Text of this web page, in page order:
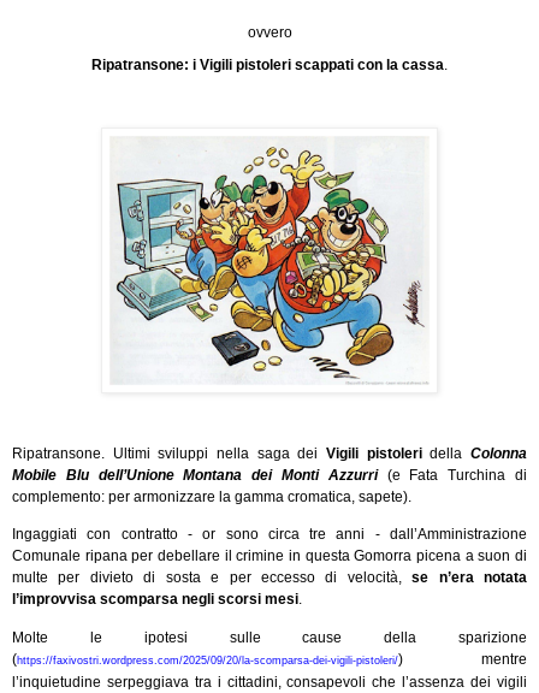
ovvero
Ripatransone: i Vigili pistoleri scappati con la cassa.
Ripatransone. Ultimi sviluppi nella saga dei Vigili pistoleri della Colonna
Mobile Blu dell’Unione Montana dei Monti Azzurri (e Fata Turchina di
complemento: per armonizzare la gamma cromatica, sapete).
Ingaggiati con contratto - or sono circa tre anni - dall’Amministrazione
Comunale ripana per debellare il crimine in questa Gomorra picena a suon di
multe per divieto di sosta e per eccesso di velocità,
se n’era notata
l’improvvisa scomparsa negli scorsi mesi.
Molte le ipotesi sulle cause della sparizione
(https://faxivostri.wordpress.com/2025/09/20/la-scomparsa-dei-vigili-pistoleri/) mentre
l’inquietudine serpeggiava tra i cittadini, consapevoli che l’assenza dei vigili